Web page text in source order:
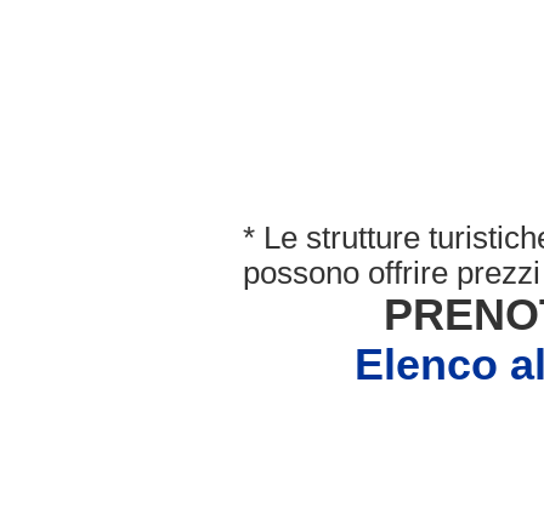
* Le strutture
possono offrire
Elenco